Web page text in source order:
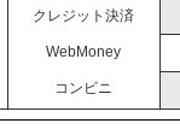
クレジット決済
WebMoney
コンビニ